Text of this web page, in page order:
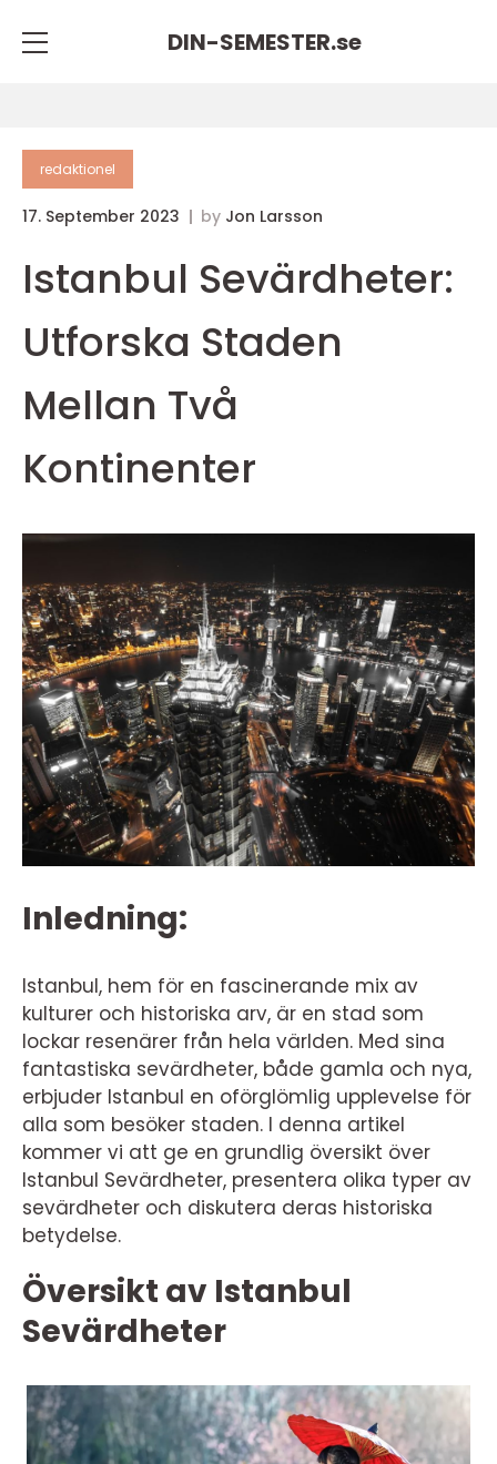
DIN-SEMESTER.se
redaktionel
17. September 2023 by Jon Larsson
Istanbul Sevärdheter:
Utforska Staden
Mellan Två
Kontinenter
Inledning:
Istanbul, hem för en fascinerande mix av
kulturer och historiska arv, är en stad som
lockar resenärer från hela världen. Med sina
fantastiska sevärdheter, både gamla och nya,
erbjuder Istanbul en oförglömlig upplevelse för
alla som besöker staden. I denna artikel
kommer vi att ge en grundlig översikt över
Istanbul Sevärdheter, presentera olika typer av
sevärdheter och diskutera deras historiska
betydelse.
Översikt av Istanbul
Sevärdheter